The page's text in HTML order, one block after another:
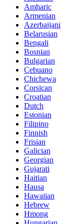
Amharic
Armenian
Azerbaijani
Belarusian
Bengali
Bosnian
Bulgarian
Cebuano
Chichewa
Corsican
Croatian
Dutch
Estonian
Filipino
Finnish
Frisian
Galician
Georgian
Gujarati
Haitian
Hausa
Hawaiian
Hebrew
Hmong